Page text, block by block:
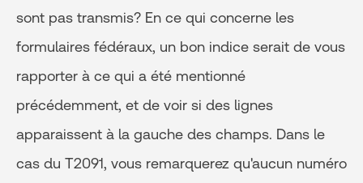
sont pas transmis? En ce qui concerne les
formulaires fédéraux, un bon indice serait de vous
rapporter à ce qui a été mentionné
précédemment, et de voir si des lignes
apparaissent à la gauche des champs. Dans le
cas du T2091, vous remarquerez qu'aucun numéro